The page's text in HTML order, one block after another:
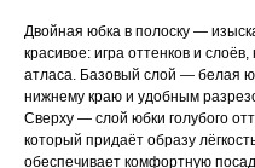
Двойная юбка в полоску —
красивое: игра оттенков и
атласа. Базовый слой — белая
нижнему краю и удобным
Сверху — слой юбки голубого
который придаёт образу
обеспечивает комфортную